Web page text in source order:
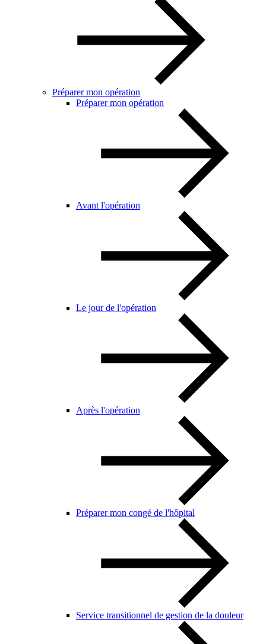
Préparer mon opération
Préparer mon opération
Avant l'opération
Le jour de l'opération
Après l'opération
Préparer mon congé de l'hôpital
Service transitionnel de gestion de la douleur